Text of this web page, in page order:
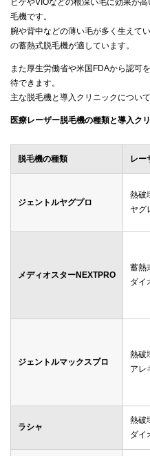
ヒゲやVIOなどの根深い毛に効果が
毛機です。
腕や背中などの薄い毛が多く生えて
の蓄熱式脱毛機が適しています。
また厚生労働省や米国FDAから認可
待できます。
主な脱毛機と導入クリニックについ
医療レーザー脱毛機の種類と導入ク
脱毛機の種類 レー
ジェントルヤグプロ
熱破
ヤグ
メディオスターNEXTPRO
蓄熱
ダイ
ジェントルマックスプロ
熱破
アレ
ラシャ
熱破
ダイ